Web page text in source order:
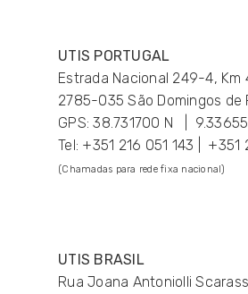
UTIS PORTUGAL
Estrada Nacional 249-4, Km
2785-035 São Domingos de
GPS: 38.731700 N |
Tel: +351 216 051 143 | +351
(Chamadas para rede fixa nacional)
UTIS BRASIL
Rua Joana Antoniolli